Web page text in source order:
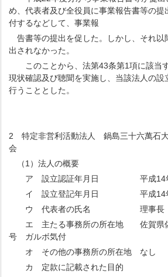
め、代表者及び全役員に事業報告書等の提
付するなどして、事業報
告書等の提出を促した。しかし、それ以
出されなかった。
このことから、法第43条第1項に該当
現状確認及び聴聞を実施し、当該法人の設
行うこととした。
2 特定非営利活動法人 鍋島三十六萬石大
会
（1）法人の概要
ア 設立認証年月日 平成14年
イ 設立登記年月日 平成14年
ウ 代表者の氏名 理事長
エ 主たる事務所の所在地 佐賀県佐
号 ガルボ気付
オ その他の事務所の所在地 なし
カ 定款に記載された目的